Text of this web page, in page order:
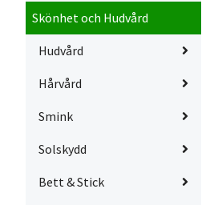
Skönhet och Hudvård
Hudvård
Hårvård
Smink
Solskydd
Bett & Stick